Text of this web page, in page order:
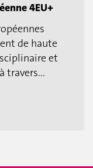
4EU+
de haute
et
travers...